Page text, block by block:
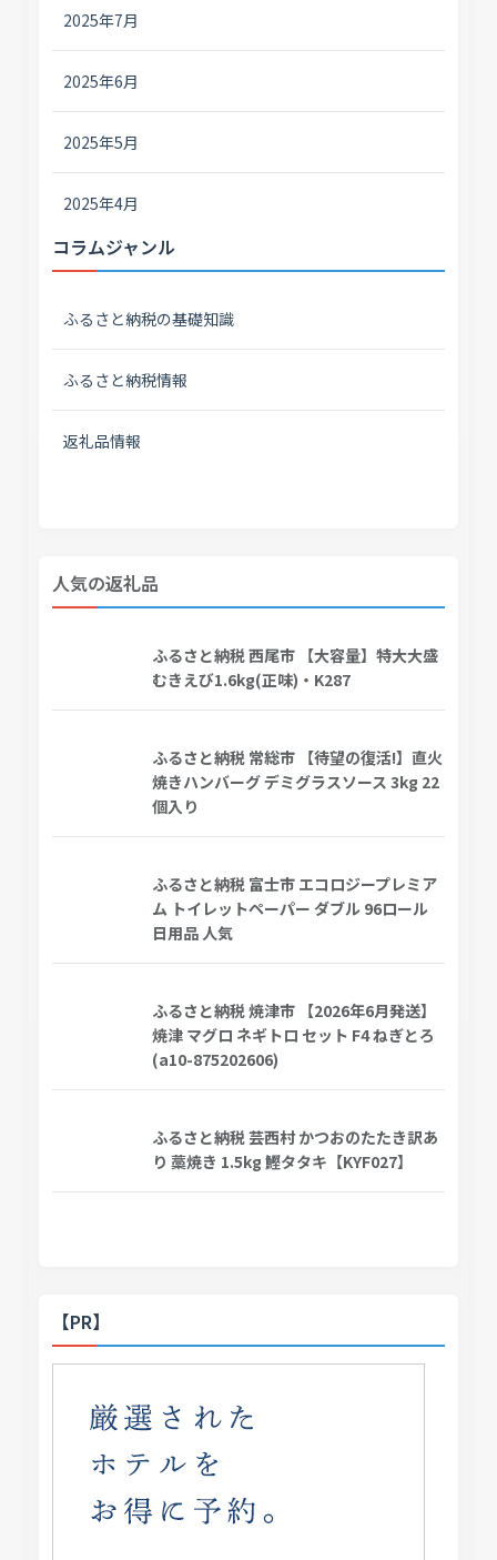
2025年7月
2025年6月
2025年5月
2025年4月
コラムジャンル
ふるさと納税の基礎知識
ふるさと納税情報
返礼品情報
人気の返礼品
ふるさと納税 西尾市 【大容量】特大大盛
むきえび1.6kg(正味)・K287
ふるさと納税 常総市 【待望の復活!】直火
焼きハンバーグ デミグラスソース 3kg 22
個入り
ふるさと納税 富士市 エコロジープレミア
ム トイレットペーパー ダブル 96ロール
日用品 人気
ふるさと納税 焼津市 【2026年6月発送】
焼津 マグロ ネギトロ セット F4 ねぎとろ
(a10-875202606)
ふるさと納税 芸西村 かつおのたたき訳あ
り 藁焼き 1.5kg 鰹タタキ【KYF027】
【PR】